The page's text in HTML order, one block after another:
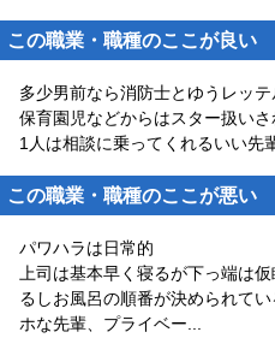
この職業・職種のここが良い
多少男前なら消防士とゆうレッ
保育園児などからはスター扱い
1人は相談に乗ってくれるいい先
この職業・職種のここが悪い
パワハラは日常的
上司は基本早く寝るが下っ端は
るしお風呂の順番が決められて
ホな先輩、プライベー